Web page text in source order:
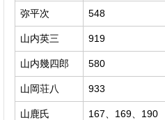
弥平次 548
山内英三 919
山内幾四郎 580
山岡荘八 933
山鹿氏 167、169、190